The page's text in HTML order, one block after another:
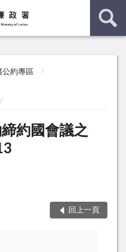
公約專區
約國會議之
回上一頁